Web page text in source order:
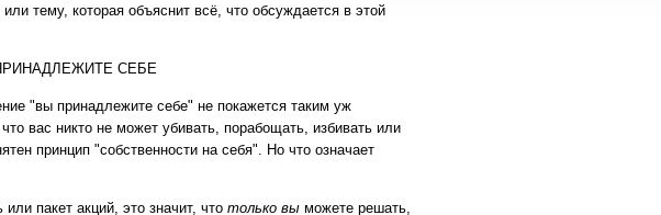
тему, которая объяснит всё, что обсуждается в этой
СЕБЕ
"вы принадлежите себе" не покажется таким уж
вас никто не может убивать, порабощать, избивать или
принцип "собственности на себя". Но что означает
пакет акций, это значит, что только вы можете решать,